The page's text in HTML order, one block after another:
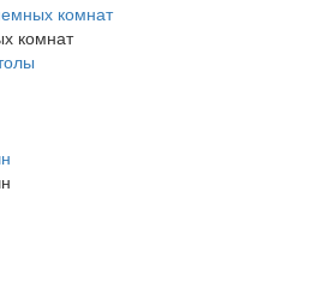
комнат
комнат